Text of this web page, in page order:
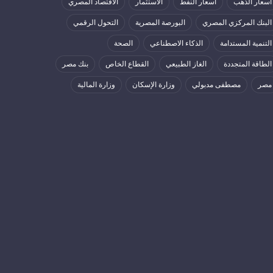
أسعار الذهب أسعار النفط الاستثمار الاقتصاد المصري
البنك المركزي المصري البورصة المصرية التحول الرقمي
التنمية المستدامة الذكاء الاصطناعي الصحة
الطاقة المتجددة الغاز الطبيعي القطاع الخاص بنك مصر
مصر مصطفى مدبولي وزارة الإسكان وزارة المالية